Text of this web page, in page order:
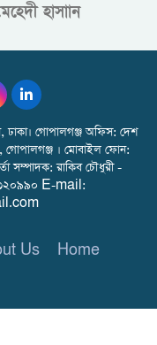
হাসাান
ঢাকা। গোপালগঞ্জ অফিস: দেশ
গোপালগঞ্জ । মোবাইল ফোন:
রাকিব চৌধুরী -
E-mail:
Us Home